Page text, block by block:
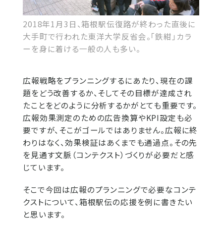
2018年1月3日、箱根駅伝復路が終わった直後に
大手町で行われた東洋大学反省会。「鉄紺」カラ
ーを身に着ける一般の人も多い。
広報戦略をプランニングするにあたり、現在の課
題をどう改善するか、そしてその目標が達成され
たことをどのように分析するかがとても重要です。
広報効果測定のための広告換算やKPI設定も必
要ですが、そこがゴールではありません。広報に終
わりはなく、効果検証はあくまでも通過点。その先
を見通す文脈（コンテクスト）づくりが必要だと感
じています。
そこで今回は広報のプランニングで必要なコンテ
クストについて、箱根駅伝の応援を例に書きたい
と思います。